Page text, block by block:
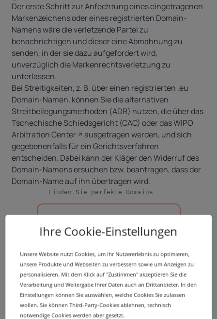
Der erste Schritt zur Anfechtung eines eingetragenen
Markenzeichens oder eines registrierten Domain-
Namens wäre die verletzende Partei zu
benachrichtigen und dieser eine Abmahnung zu
senden, in der sie dazu aufgefordert wird,
unverzüglich die Markenrechtsverletzung zu
unterlassen.
Bei Streitigkeiten, z. B. über einen registrierten .eu
Domain-Namen, können Sie die alternativen
Streitbeilegungsmethoden (ADR) nutzen, die über das
Tschechische Schiedsgericht (CAC) oder dasWIPO
Arbitration Center
ausgetragen werden, und sich
gegebenenfalls für ein Gerichtsverfahren
entscheiden. Dabei kann der Kläger den Widerruf des
Domain-Namens ersuchen bzw. beantragen, dass der
Domain-Name auf ihn übertragen wird.
Finden Sie perfekte Domains
Suchen
Ein alternatives Streitbeilegungsverfahren (ADR) wird
gewöhnlich innerhalb von 3-4 Monaten geschlichtet.
Ende 2020 sind 46 Fälle beim CAC und 20 beim WIPO
eingegangen. Die Anfechtung eines eingetragenen
Ihre Cookie-Einstellungen
Unsere Website nutzt Cookies, um Ihr Nutzererlebnis zu optimieren,
unsere Produkte und Webseiten zu verbessern sowie um Anzeigen zu
personalisieren. Mit dem Klick auf "Zustimmen" akzeptieren Sie die
Verarbeitung und Weitergabe Ihrer Daten auch an Drittanbieter. In den
Einstellungen können Sie auswählen, welche Cookies Sie zulassen
wollen. Sie können Third-Party-Cookies ablehnen, technisch
notwendige Cookies werden aber gesetzt.